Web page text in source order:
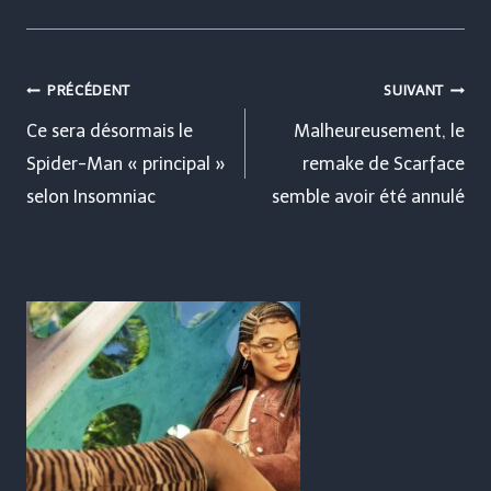
Navigation
de
l’article
PRÉCÉDENT
Ce sera désormais le
Spider-Man « principal »
selon Insomniac
SUIVANT
Malheureusement, le
remake de Scarface
semble avoir été annulé